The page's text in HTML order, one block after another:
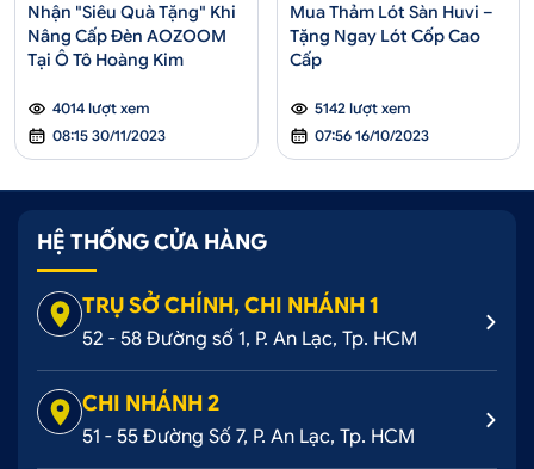
Nhận "Siêu Quà Tặng" Khi
Nâng Cấp Đèn AOZOOM
Tại Ô Tô Hoàng Kim
4014 lượt xem
08:15 30/11/2023
Mua Thảm Lót Sàn Huvi –
Tặng Ngay Lót Cốp Cao
Cấp
5142 lượt xem
07:56 16/10/2023
HỆ THỐNG CỬA HÀNG
TRỤ SỞ CHÍNH, CHI NHÁNH 1
52 - 58 Đường số 1, P. An Lạc, Tp. HCM
CHI NHÁNH 2
51 - 55 Đường Số 7, P. An Lạc, Tp. HCM